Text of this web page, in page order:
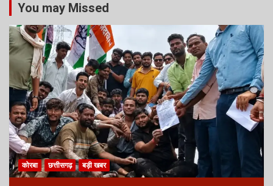
You may Missed
कोरबा छत्तीसगढ़ बड़ी खबर